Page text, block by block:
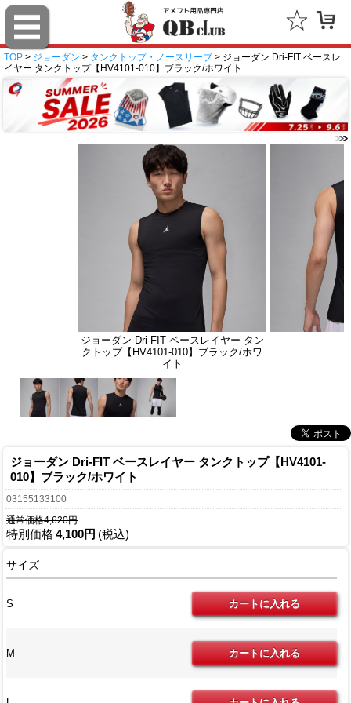
TOP > ジョーダン > タンクトップ・ノースリーブ > ジョーダン Dri-FIT ベースレ
イヤー タンクトップ【HV4101-010】ブラック/ホワイト
ジョーダン Dri-FIT ベースレイヤー タン
クトップ【HV4101-010】ブラック/ホワ
イト
ジョーダン Dri-FIT ベースレイヤー タンクトップ【HV4101-
010】ブラック/ホワイト
03155133100
通常価格4,620円
特別価格 4,100円 (税込)
サイズ
S
M